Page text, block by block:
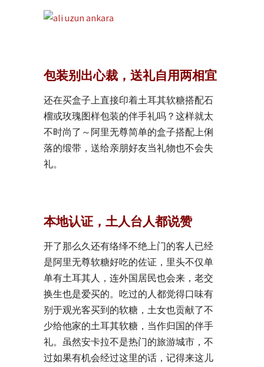
包装别出心裁，送礼自用两相宜
还在买盒子上直接印着土耳其软糖搭配石
榴或玫瑰图样包装的伴手礼吗？这样就太
不时尚了～阿里无尊简单的盒子搭配上俐
落的缎带，送给亲朋好友当礼物也不会失
礼。
本地认证，土人台人都说赞
开了那么久还有络绎不绝上门的客人已经
是阿里无尊软糖好吃的佐证，里头不仅单
单有土耳其人，连外国居民也会来，老交
换生也是爱买的。吃过的人都觉得口味有
别于观光客买到的软糖，土女也贡献了不
少给他家的土耳其软糖，当作归国的伴手
礼。虽然安卡拉不是热门的旅游城市，不
过如果有机会经过这里的话，记得来这儿